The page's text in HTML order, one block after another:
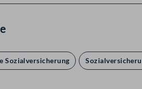
Sozialversicherung